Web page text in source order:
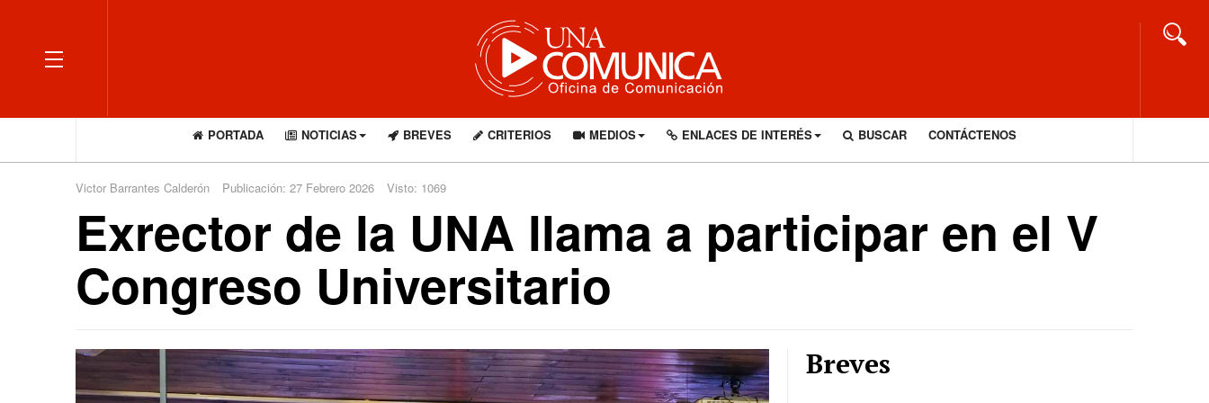
OFF CANVAS
PORTADA NOTICIAS BREVES CRITERIOS MEDIOS ENLACES DE INTERÉS BUSCAR CONTÁCTENOS
Victor Barrantes Calderón Publicación: 27 Febrero 2026 Visto: 1069
Exrector de la UNA llama a participar en el V
Congreso Universitario
Breves